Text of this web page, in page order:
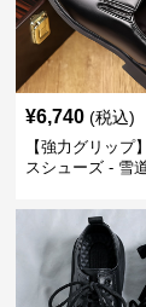
¥6,740 (税込)
【強力グリップ
スシューズ - 雪